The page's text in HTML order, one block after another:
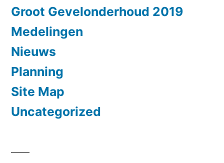
Groot Gevelonderhoud 2019
Medelingen
Nieuws
Planning
Site Map
Uncategorized